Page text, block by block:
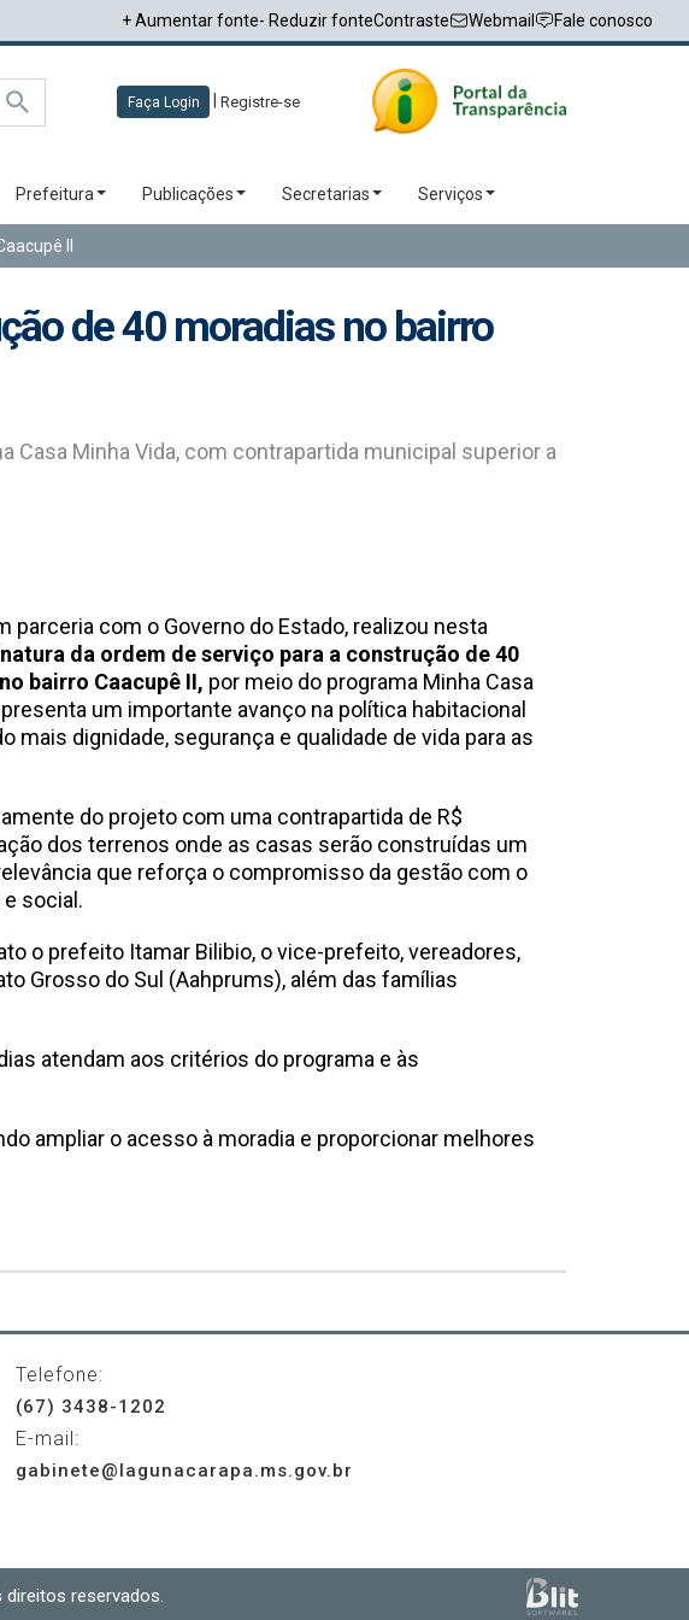
+ Aumentar fonte- Reduzir fonteContraste Webmail Fale conosco
Faça Login Registre-se
Prefeitura Publicações Secretarias Serviços
II
de 40 moradias no bairro
Minha Vida, com contrapartida municipal superior a
parceria com o Governo do Estado, realizou nesta
da ordem de serviço para a construção de 40
bairro Caacupê II, por meio do programa Minha Casa
um importante avanço na política habitacional
mais dignidade, segurança e qualidade de vida para as
do projeto com uma contrapartida de R$
dos terrenos onde as casas serão construídas um
que reforça o compromisso da gestão com o
social.
o prefeito Itamar Bilibio, o vice-prefeito, vereadores,
Grosso do Sul (Aahprums), além das famílias
atendam aos critérios do programa e às
ampliar o acesso à moradia e proporcionar melhores
Telefone:
(67) 3438-1202
E-mail:
gabinete@lagunacarapa.ms.gov.br
reservados.